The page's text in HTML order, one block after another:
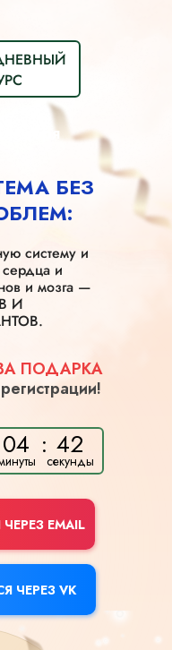
БЕЗ
04 42
систему и
сердца и
и мозга —
И
ПОДАРКА
EMAIL
ЧЕРЕЗ VK